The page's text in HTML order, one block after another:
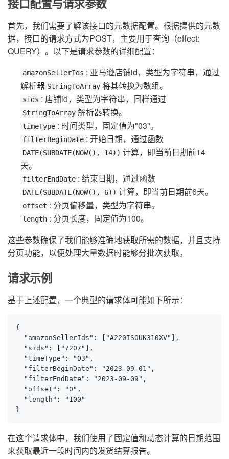
接口配置与请求参数
首先，我们需要了解该接口的元数据配置。根据提供的元数
据，接口的请求方式为POST，主要用于查询（effect:
QUERY）。以下是请求参数的详细配置：
amazonSellerIds : 亚马逊店铺id，类型为字符串，通过
解析器 StringToArray 将其转换为数组。
sids : 店铺id，类型为字符串，同样通过
StringToArray 解析器转换。
timeType : 时间类型，固定值为"03"。
filterBeginDate : 开始日期，通过函数
DATE(SUBDATE(NOW(), 14)) 计算，即当前日期前14
天。
filterEndDate : 结束日期，通过函数
DATE(SUBDATE(NOW(), 6)) 计算，即当前日期前6天。
offset : 分页偏移量，类型为字符串。
length : 分页长度，固定值为100。
这些参数确保了我们能够准确地获取所需的数据，并且支持
分页功能，以便处理大量数据时能够分批次获取。
请求示例
基于上述配置，一个典型的请求体可能如下所示：
{
  "amazonSellerIds": ["A220ISOUK310XV"],
  "sids": ["7207"],
  "timeType": "03",
  "filterBeginDate": "2023-09-01",
  "filterEndDate": "2023-09-09",
  "offset": "0",
  "length": "100"
}
在这个请求体中，我们使用了固定值和动态计算的日期范围
来获取最近一段时间内的发货结算报告。